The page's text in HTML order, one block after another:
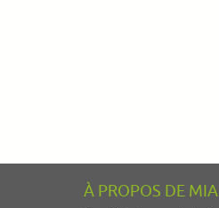
À PROPOS DE MIA